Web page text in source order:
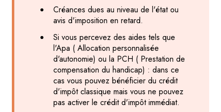
Créances dues au niveau de l'état ou
avis d'imposition en retard.
Si vous percevez des aides tels que
l'Apa ( Allocation personnalisée
d'autonomie) ou la PCH ( Prestation de
compensation du handicap) : dans ce
cas vous pouvez bénéficier du crédit
d'impôt classique mais vous ne pouvez
pas activer le crédit d'impôt immédiat.